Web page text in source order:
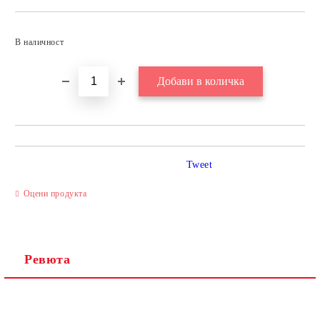
В наличност
Оцени продукта
Tweet
Ревюта